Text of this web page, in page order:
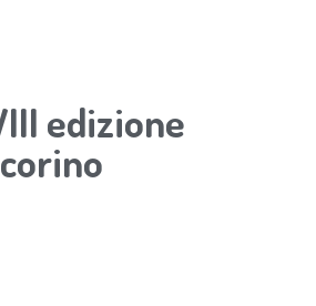
edizione